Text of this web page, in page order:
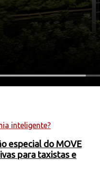
especial do MOVE
para taxistas e